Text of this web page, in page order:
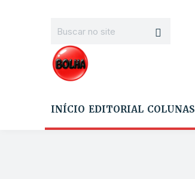
INÍCIO EDITORIAL COLUNAS